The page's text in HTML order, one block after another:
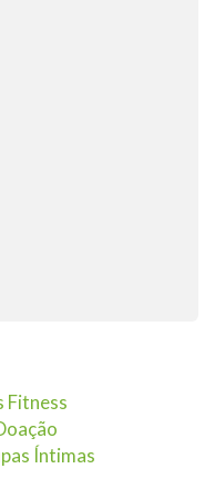
Fitness
Íntimas